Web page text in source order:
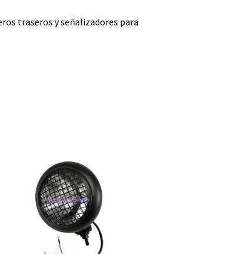
traseros y señalizadores para